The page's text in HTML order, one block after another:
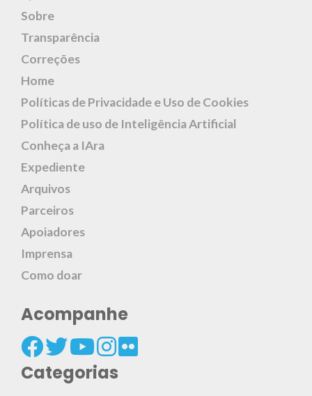
Sobre
Transparência
Correções
Home
Políticas de Privacidade e Uso de Cookies
Política de uso de Inteligência Artificial
Conheça a IAra
Expediente
Arquivos
Parceiros
Apoiadores
Imprensa
Como doar
Acompanhe
Categorias